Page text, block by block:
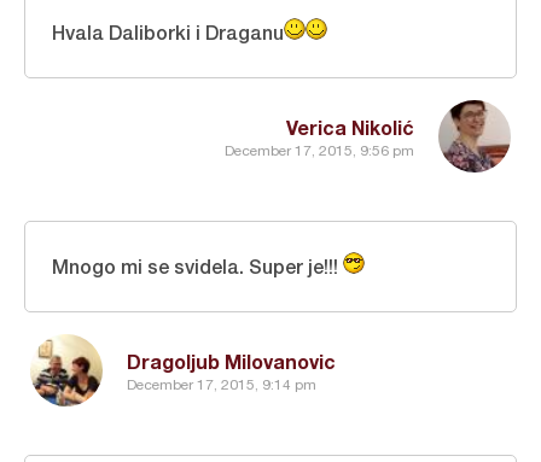
Verica Nikolić
December 17, 2015, 9:56 pm
Hvala Daliborki i Draganu
Dragoljub Milovanovic
December 17, 2015, 9:14 pm
Mnogo mi se svidela. Super je!!!